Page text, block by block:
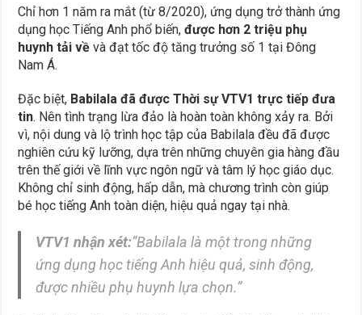
Chỉ hơn 1 năm ra mắt (từ 8/2020), ứng dụng trở thành ứng
dụng học Tiếng Anh phổ biến,được hơn 2 triệu phụ
huynh tải về và đạt tốc độ tăng trưởng số 1 tại Đông
Nam Á.
Đặc biệt, Babilala đã được Thời sự VTV1 trực tiếp đưa
tin. Nên tình trạng lừa đảo là hoàn toàn không xảy ra. Bởi
vì, nội dung và lộ trình học tập của Babilala đều đã được
nghiên cứu kỹ lưỡng, dựa trên những chuyên gia hàng đầu
trên thế giới về lĩnh vực ngôn ngữ và tâm lý học giáo dục.
Không chỉ sinh động, hấp dẫn, mà chương trình còn giúp
bé học tiếng Anh toàn diện, hiệu quả ngay tại nhà.
VTV1 nhận xét:“Babilala là một trong những
ứng dụng học tiếng Anh hiệu quả, sinh động,
được nhiều phụ huynh lựa chọn.”